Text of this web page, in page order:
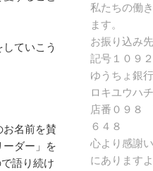
ていこう
名前を賛
ダー」を
語り続け
私たちの働
ます。
お振り込み
記号１０９
ゆうちょ銀
ロキユウハチ
店番０９８
６４８
心より感謝
にあります